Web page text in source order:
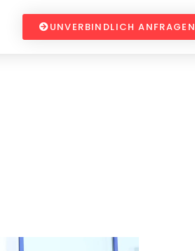
UNVERBINDLICH ANFRAGEN